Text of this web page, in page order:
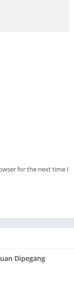
for the next time I
Dipegang